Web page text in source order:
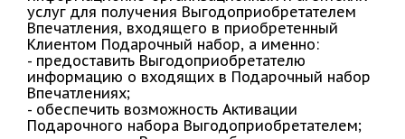
услуг для получения Выгодоприобретателем
Впечатления, входящего в приобретенный
Клиентом Подарочный набор, а именно:
- предоставить Выгодоприобретателю
информацию о входящих в Подарочный набор
Впечатлениях;
- обеспечить возможность Активации
Подарочного набора Выгодоприобретателем;